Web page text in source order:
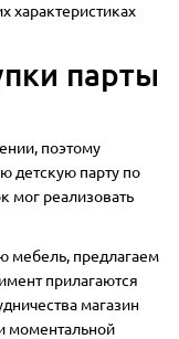
характеристиках
парты
поэтому
детскую парту по
мог реализовать
мебель, предлагаем
прилагаются
магазин
моментальной